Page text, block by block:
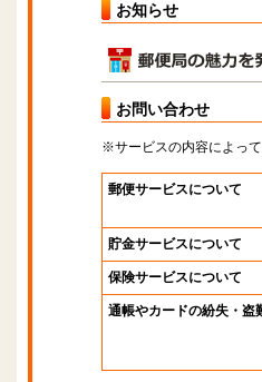
お知らせ
お問い合わせ
※サービスの内容によっ
郵便サービスについて
貯金サービスについて
保険サービスについて
通帳やカードの紛失・盗